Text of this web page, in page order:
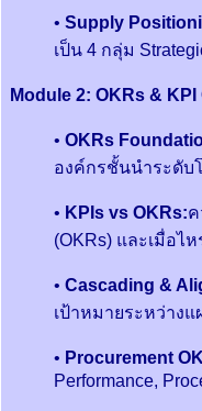
• Supply
เป็น 4 กลุ่ม
Module 2: OKRs &
• OKRs
องค์กรชั้นนำระดับ
• KPIs vs OKRs:ค
(OKRs) และเมื่อไ
• Cascading &
เป้าหมายระหว่างแ
• Procurement
Performance,